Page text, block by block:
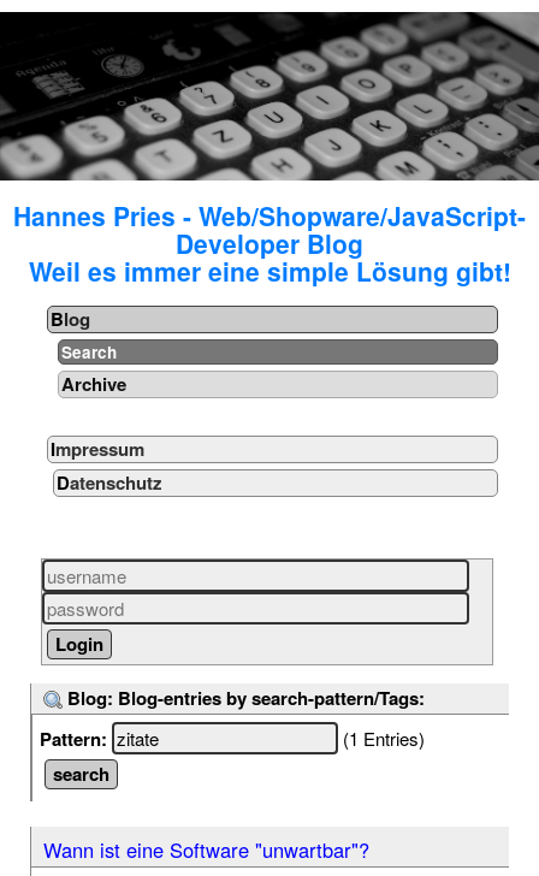
Hannes Pries - Web/Shopware/JavaScript-
Developer Blog
Weil es immer eine simple Lösung gibt!
Blog
Search
Archive
Impressum
Datenschutz
Blog: Blog-entries by search-pattern/Tags:
Pattern:
(1 Entries)
Wann ist eine Software "unwartbar"?